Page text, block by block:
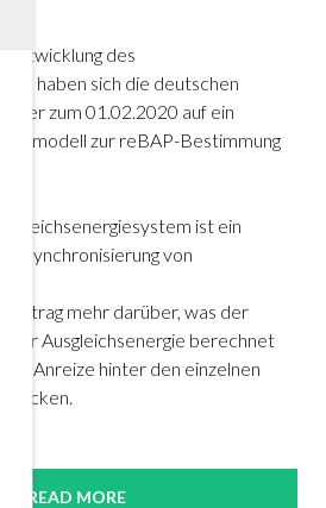
des
haben sich die deutschen
zum 01.02.2020 auf ein
zur reBAP-Bestimmung
ist ein
Synchronisierung von
mehr darüber, was der
für Ausgleichsenergie berechnet
Anreize hinter den einzelnen
stecken.
READ MORE